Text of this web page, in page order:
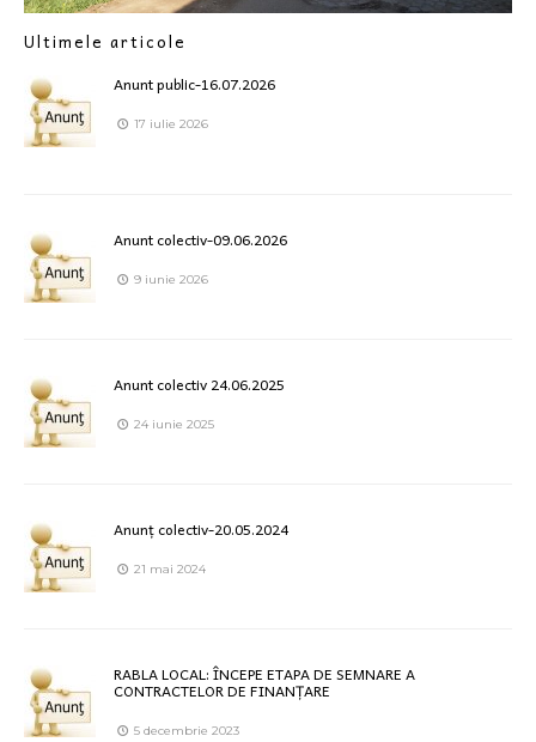
Ultimele articole
Anunt public-16.07.2026
17 iulie 2026
Anunt colectiv-09.06.2026
9 iunie 2026
Anunt colectiv 24.06.2025
24 iunie 2025
Anunț colectiv-20.05.2024
21 mai 2024
RABLA LOCAL: ÎNCEPE ETAPA DE SEMNARE A
CONTRACTELOR DE FINANȚARE
5 decembrie 2023